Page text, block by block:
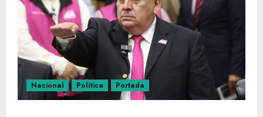
Nacional Política Portada